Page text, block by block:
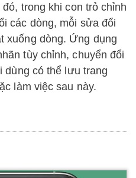
trong khi con trỏ chỉnh
các dòng, mỗi sửa đổi
xuống dòng. Ứng dụng
tùy chỉnh, chuyển đổi
có thể lưu trang
làm việc sau này.